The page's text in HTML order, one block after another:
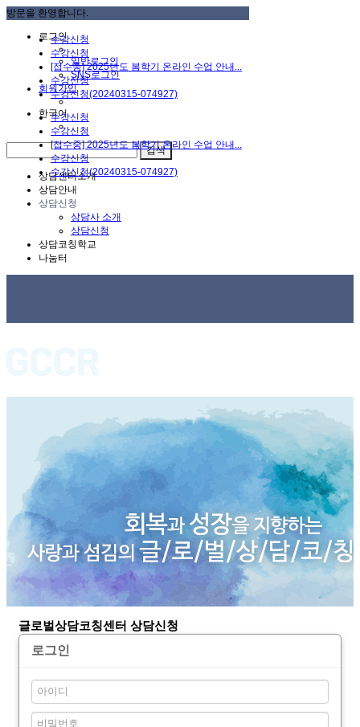
방문을 환영합니다.
로그인
일반로그인
SNS로그인
회원가입
한국어
상담센터소개
상담안내
상담신청
상담사 소개
상담신청
상담코칭학교
나눔터
글로벌상담코칭센터 상담신청
로그인
수강신청
수강신청
[접수중] 2025년도 봄학기 온라인 수업 안내...
수강신청
수강신청(20240315-074927)
수강신청
수강신청
[접수중] 2025년도 봄학기 온라인 수업 안내...
수강신청
수강신청(20240315-074927)